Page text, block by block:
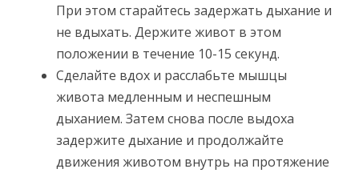
При этом старайтесь задержать дыхание и
не вдыхать. Держите живот в этом
положении в течение 10-15 секунд.
Сделайте вдох и расслабьте мышцы
живота медленным и неспешным
дыханием. Затем снова после выдоха
задержите дыхание и продолжайте
движения животом внутрь на протяжение